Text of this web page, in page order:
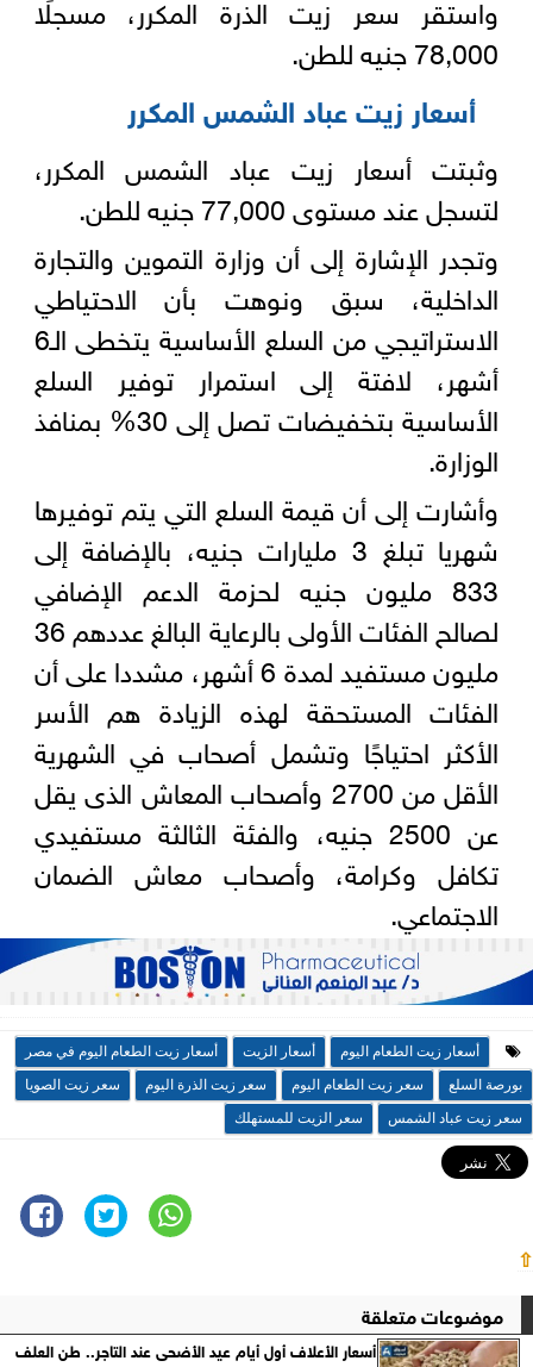
78,000 جنيه للطن.
أسعار زيت عباد الشمس المكرر
وثبتت أسعار زيت عباد الشمس المكرر،
لتسجل عند مستوى 77,000 جنيه للطن.
وتجدر الإشارة إلى أن وزارة التموين والتجارة
الداخلية، سبق ونوهت بأن الاحتياطي
الاستراتيجي من السلع الأساسية يتخطى الـ6
أشهر، لافتة إلى استمرار توفير السلع
الأساسية بتخفيضات تصل إلى 30% بمنافذ
الوزارة.
وأشارت إلى أن قيمة السلع التي يتم توفيرها
شهريا تبلغ 3 مليارات جنيه، بالإضافة إلى
833 مليون جنيه لحزمة الدعم الإضافي
لصالح الفئات الأولى بالرعاية البالغ عددهم 36
مليون مستفيد لمدة 6 أشهر، مشددا على أن
الفئات المستحقة لهذه الزيادة هم الأسر
الأكثر احتياجًا وتشمل أصحاب في الشهرية
الأقل من 2700 وأصحاب المعاش الذى يقل
عن 2500 جنيه، والفئة الثالثة مستفيدي
تكافل وكرامة، وأصحاب معاش الضمان
الاجتماعي.
أسعار زيت الطعام اليوم أسعار الزيت
أسعار زيت الطعام اليوم في مصر
بورصة السلع
سعر زيت الطعام اليوم سعر زيت الذرة اليوم
سعر زيت الصويا
سعر زيت عباد الشمس
سعر الزيت للمستهلك
⇧
موضوعات متعلقة
أسعار الأعلاف أول أيام عيد الأضحى عند التاجر.. طن العلف